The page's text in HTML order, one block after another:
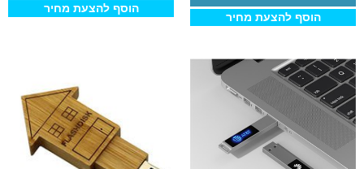
הוסף להצעת מחיר
הוסף להצעת מחיר